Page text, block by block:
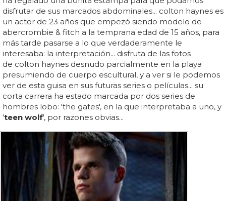
disfrutar de sus marcados abdominales... colton haynes es
un actor de 23 años que empezó siendo modelo de
abercrombie & fitch a la temprana edad de 15 años, para
más tarde pasarse a lo que verdaderamente le
interesaba: la interpretación... disfruta de las fotos
de colton haynes desnudo parcialmente en la playa
presumiendo de cuerpo escultural, y a ver si le podemos
ver de esta guisa en sus futuras series o películas... su
corta carrera ha estado marcada por dos series de
hombres lobo: 'the gates', en la que interpretaba a uno, y
'teen wolf', por razones obvias...